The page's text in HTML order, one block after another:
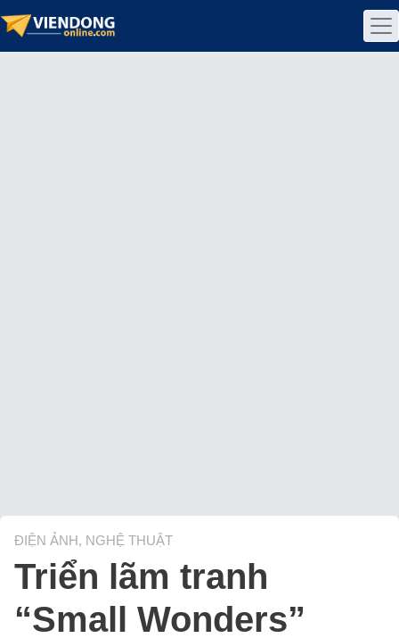
ĐIỆN ẢNH, NGHỆ THUẬT
Triển lãm tranh
“Small Wonders”